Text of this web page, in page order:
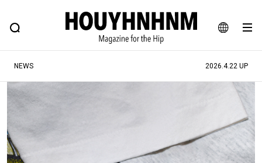
JA
EN
FEATURE BLOG SNAP
ヒップなファッション、カルチャー、ライフスタイルWEBマガジン
#SHOPPING ADDICT
#古着サミット
NEWS 2026.4.22 UP